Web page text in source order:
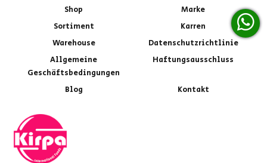
Shop
Marke
Sortiment
Karren
Warehouse
Datenschutzrichtlinie
Allgemeine
Geschäftsbedingungen
Haftungsausschluss
Blog Kontakt